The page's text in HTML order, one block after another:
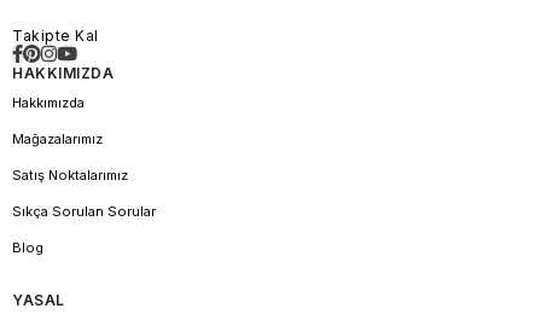
Takipte Kal
HAKKIMIZDA
Hakkımızda
Mağazalarımız
Satış Noktalarımız
Sıkça Sorulan Sorular
Blog
YASAL